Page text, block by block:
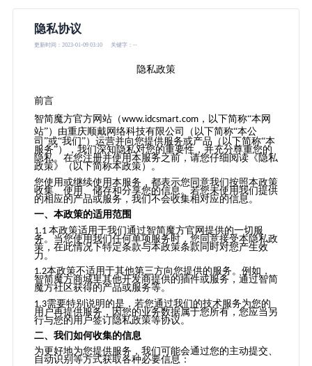
隐私协议
更新时间：2023-01-09 03:10 关键字：--
隐私政策
前言
智简魔方官方网站（www.idcsmart.com， 以下简称“本 网
站”）由重庆顺戴网络科技有限公司（以下简称“本公
司”或“我们”）运营并向您提供服务或产品（以下简称“本
服务”），我们深知隐私对您的重要性，并充分尊重您的
隐私。在您注册并使用本服务之前，请您仔细阅读《隐私
政策》（以下简称本政策）。
您使用或继续使用本服务，都表示您同意我们按照本政策
收集、使用、储存和分享您的信息。若您未使用我们提供
的相应的产品或服务，我们不会收集相对应的信息。
一、本政策的适用范围
1.1 本政策适用于我们通过智简魔方官网提供的一切服
务。当您使用我们任何单项服务时，您同意接受本隐私政
策，在此情况下特定条款与本政策条款同时对您产生效
力。
1.2本政策不适用于其他第三方向您提供的服务。例如，
智简魔方商城里其他开发商提供的插件或服务，通过智简
魔方社区获得的产品或服务等。
1.3需要特别说明的是，若您通过我们的技术服务为您的
用户再提供服务，因您的业务数据属于您所有，您应当另
行与您的用户签订隐私政策等协议。
二、我们如何收集的信息
为更好地为您提供服务，我们可能会通过您的主动提交、
自动识别等方式获取各种必要信息：